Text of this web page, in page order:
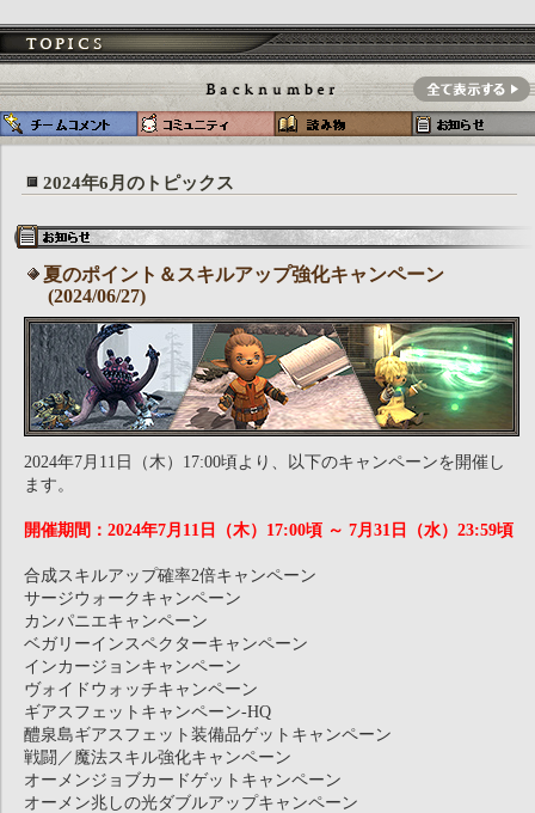
2024年6月のトピックス
夏のポイント＆スキルアップ強化キャンペーン
(2024/06/27)
2024年7月11日（木）17:00頃より、以下のキャンペーンを開催し
ます。
開催期間：2024年7月11日（木）17:00頃 ～ 7月31日（水）23:59頃
合成スキルアップ確率2倍キャンペーン
サージウォークキャンペーン
カンパニエキャンペーン
ベガリーインスペクターキャンペーン
インカージョンキャンペーン
ヴォイドウォッチキャンペーン
ギアスフェットキャンペーン-HQ
醴泉島ギアスフェット装備品ゲットキャンペーン
戦闘／魔法スキル強化キャンペーン
オーメンジョブカードゲットキャンペーン
オーメン兆しの光ダブルアップキャンペーン